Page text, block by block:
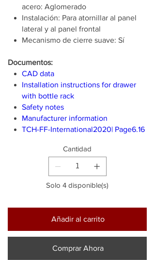
acero: Aglomerado
Instalación: Para atornillar al panel
lateral y al panel frontal
Mecanismo de cierre suave: Sí
Documentos:
CAD data
Installation instructions for drawer
with bottle rack
Safety notes
Manufacturer information
TCH-FF-International2020| Page6.16
Cantidad
Solo 4 disponible(s)
Añadir al carrito
Comprar Ahora